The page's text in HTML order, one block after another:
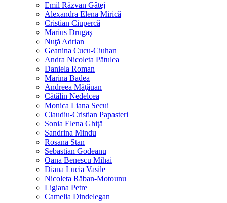
Emil Răzvan Gâtej
Alexandra Elena Mirică
Cristian Ciupercă
Marius Drugaş
Nuţă Adrian
Geanina Cucu-Ciuhan
Andra Nicoleta Pătulea
Daniela Roman
Marina Badea
Andreea Măţăuan
Cătălin Nedelcea
Monica Liana Secui
Claudiu-Cristian Papasteri
Sonia Elena Ghiţă
Sandrina Mindu
Rosana Stan
Sebastian Godeanu
Oana Benescu Mihai
Diana Lucia Vasile
Nicoleta Răban-Motounu
Ligiana Petre
Camelia Dindelegan